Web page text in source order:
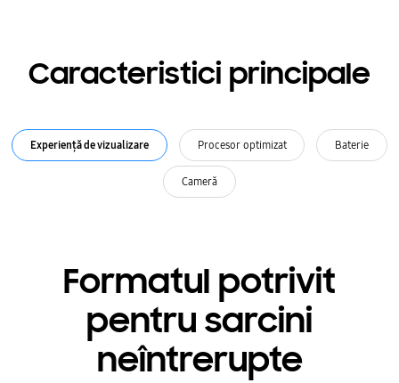
Caracteristici principale
Experiență de vizualizare Procesor optimizat Baterie
Cameră
Formatul potrivit
pentru sarcini
neîntrerupte